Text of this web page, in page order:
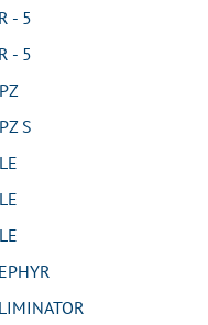
- 5
- 5
S